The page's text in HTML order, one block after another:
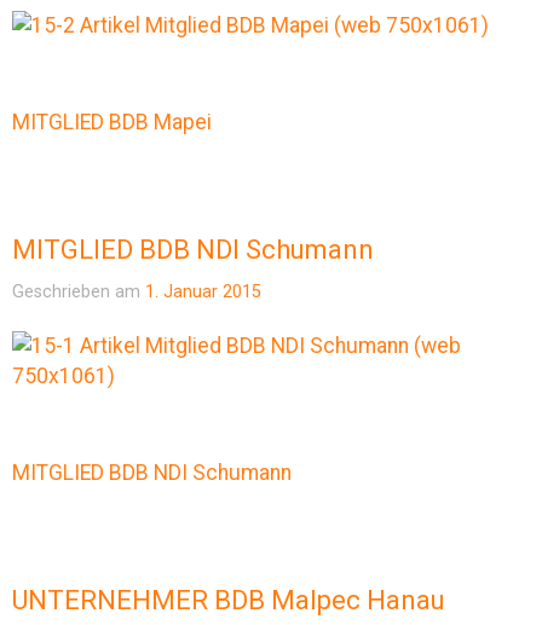
MITGLIED BDB Mapei
MITGLIED BDB NDI Schumann
Geschrieben am 1. Januar 2015
MITGLIED BDB NDI Schumann
UNTERNEHMER BDB Malpec Hanau